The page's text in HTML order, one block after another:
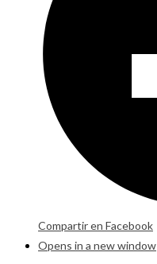
Compartir en Facebook
Opens in a new window